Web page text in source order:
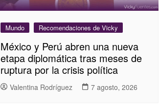
Mundo Recomendaciones de Vicky
México y Perú abren una nueva
etapa diplomática tras meses de
ruptura por la crisis política
Valentina Rodríguez 7 agosto, 2026